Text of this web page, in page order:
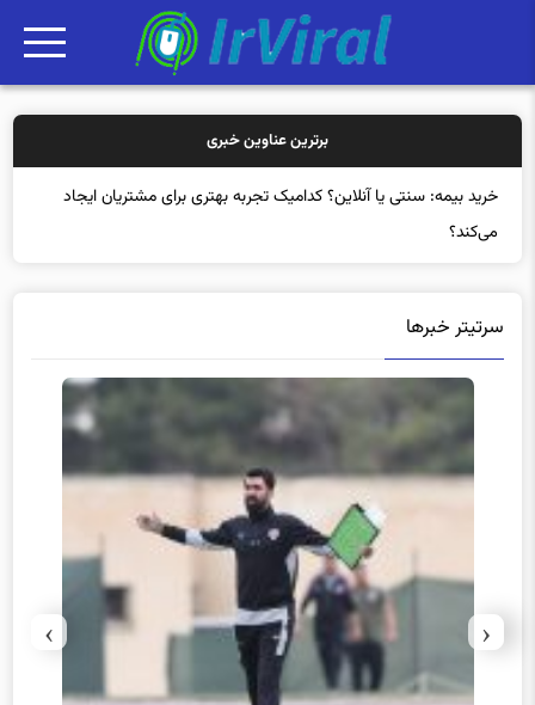
برترین عناوین خبری
خرید بیمه: سن